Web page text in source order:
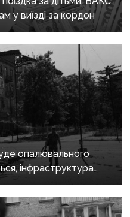
у виїзді за кордон
опалювального
інфраструктура